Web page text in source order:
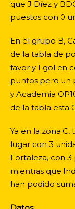
que J Díez y
puestos con 0
En el grupo B,
de la tabla de
favor y 1 gol en
puntos pero un
y Academia
de la tabla esta
Ya en la zona
lugar con 3
Fortaleza, con
mientras que
han podido